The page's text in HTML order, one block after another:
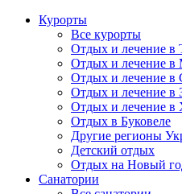
Курорты
Все курорты
Отдых и лечение в
Отдых и лечение
Отдых и лечение в
Отдых и лечение в
Отдых и лечение в
Отдых в Буковеле
Другие регионы
Детский отдых
Отдых на Новый
Санатории